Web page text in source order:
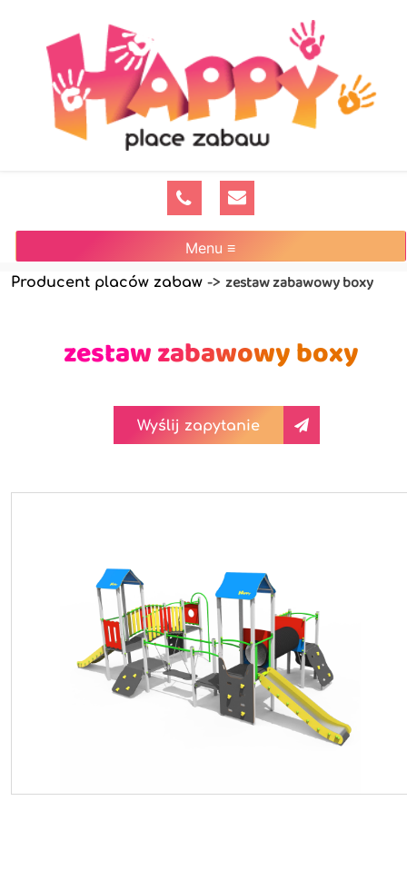
Menu ≡
Producent placów zabaw -> zestaw zabawowy boxy
zestaw zabawowy boxy
Wyślij zapytanie